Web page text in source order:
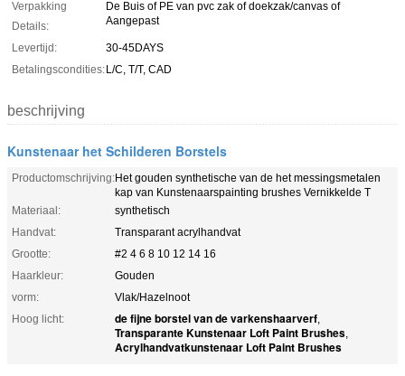
Verpakking
Details:
De Buis of PE van pvc zak of doekzak/canvas of
Aangepast
Levertijd:
30-45DAYS
Betalingscondities:L/C, T/T, CAD
beschrijving
Kunstenaar het Schilderen Borstels
Productomschrijving:Het gouden synthetische van de het messingsmetalen
kap van Kunstenaarspainting brushes Vernikkelde T
Materiaal:
synthetisch
Handvat:
Transparant acrylhandvat
Grootte:
#2 4 6 8 10 12 14 16
Haarkleur:
Gouden
vorm:
Vlak/Hazelnoot
Hoog licht:
de fijne borstel van de varkenshaarverf,
Transparante Kunstenaar Loft Paint Brushes,
Acrylhandvatkunstenaar Loft Paint Brushes